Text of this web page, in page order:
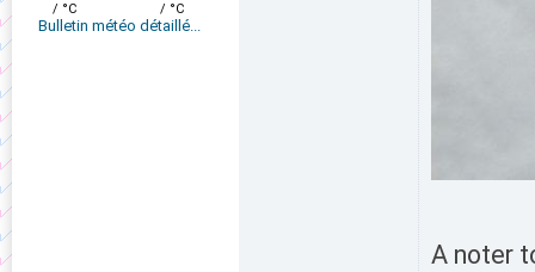
/ °C / °C
Bulletin météo détaillé...
A noter